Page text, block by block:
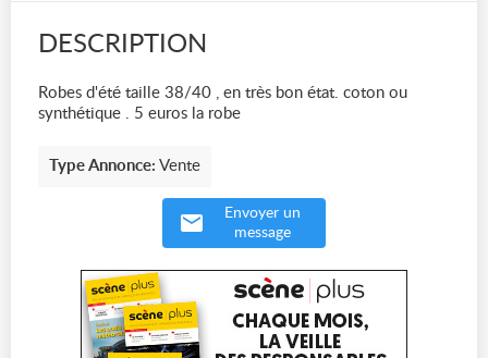
DESCRIPTION
Robes d'été taille 38/40 , en très bon état. coton ou
synthétique . 5 euros la robe
Type Annonce: Vente
Envoyer un
message